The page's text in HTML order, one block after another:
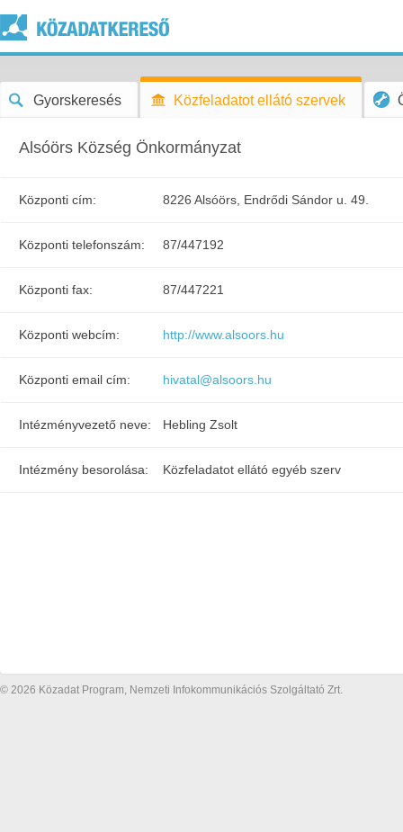
Gyorskeresés Közfeladatot ellátó szervek
Alsóörs Község Önkormányzat
Központi cím: 8226 Alsóörs, Endrődi Sándor u. 49.
Központi telefonszám: 87/447192
Központi fax: 87/447221
Központi webcím: http://www.alsoors.hu
Központi email cím: hivatal@alsoors.hu
Intézményvezető neve: Hebling Zsolt
Intézmény besorolása: Közfeladatot ellátó egyéb szerv
© 2026 Közadat Program, Nemzeti Infokommunikációs Szolgáltató Zrt.